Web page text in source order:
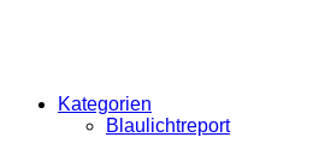
Kategorien
Blaulichtreport